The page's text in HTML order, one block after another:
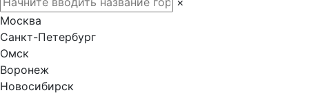
Москва
Санкт-Петербург
Омск
Воронеж
Новосибирск